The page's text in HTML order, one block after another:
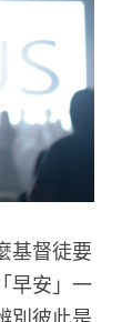
基督徒要
早安」一